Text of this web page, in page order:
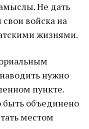
Не дать
войска на
жизнями.
нужно
пункте.
быть объединено
местом